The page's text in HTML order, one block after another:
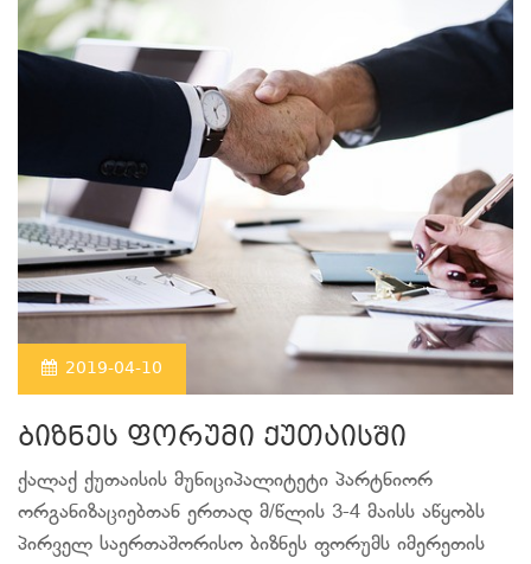
2019-04-10
ბიზნეს ფორუმი ქუთაისში
ქალაქ ქუთაისის მუნიციპალიტეტი პარტნიორ
ორგანიზაციებთან ერთად მ/წლის 3-4 მაისს აწყობს
პირველ საერთაშორისო ბიზნეს ფორუმს იმერეთის